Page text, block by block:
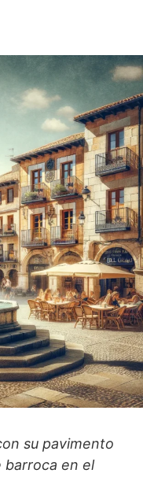
su pavimento
barroca en el